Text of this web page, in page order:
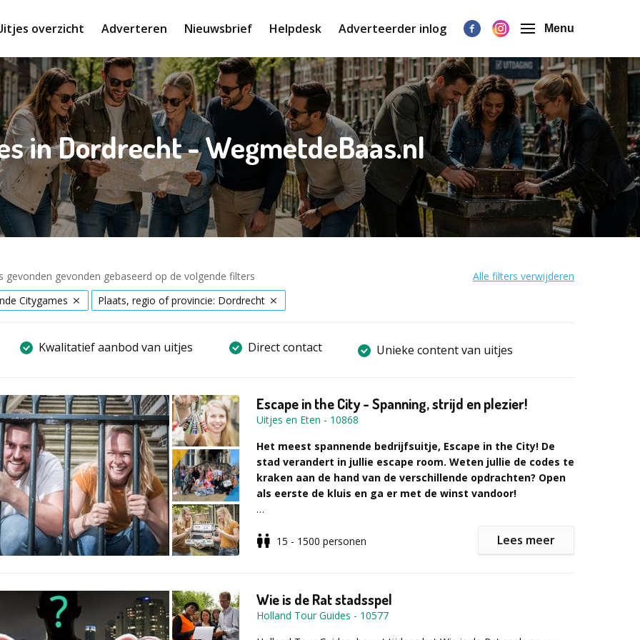
overzicht Adverteren Nieuwsbrief Helpdesk Adverteerder inlog Menu
in Dordrecht - WegmetdeBaas.nl
gevonden gevonden gebaseerd op de volgende filters
Alle filters verwijderen
Citygames
Plaats, regio of provincie: Dordrecht
Kwalitatief aanbod van uitjes Direct contact Unieke content van uitjes
Escape in the City - Spanning, strijd en plezier!
Uitjes en Eten - 10868
Het meest spannende bedrijfsuitje, Escape in the City! De
stad verandert in jullie escape room. Weten jullie de codes te
kraken aan de hand van de verschillende opdrachten? Open
als eerste de kluis en ga er met de winst vandoor!
-Spannend ontsnappingsspel onder begeleiding van de spelleider
Omschrijving programa
Elk team krijgt een koffer overhandigd welke vast zit met
15 - 1500 personen Lees meer
Wie is de Rat stadsspel
Holland Tour Guides - 10577